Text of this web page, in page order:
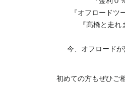
『オフロードツ
『髙橋と走れ
今、オフロード
初めての方もぜひご